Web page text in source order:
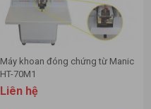
Máy khoan đóng chứng từ Manic
HT-70M1
Liên hệ